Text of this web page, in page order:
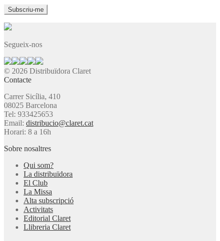
Segueix-nos
© 2026 Distribuïdora Claret
Contacte
Carrer Sicília, 410
08025 Barcelona
Tel: 933425653
Email: distribucio@claret.cat
Horari: 8 a 16h
Sobre nosaltres
Qui som?
La distribuïdora
El Club
La Missa
Alta subscripció
Activitats
Editorial Claret
Llibreria Claret